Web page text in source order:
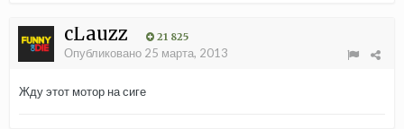
cLauzz 21 825
Опубликовано 25 марта, 2013
Жду этот мотор на сиге